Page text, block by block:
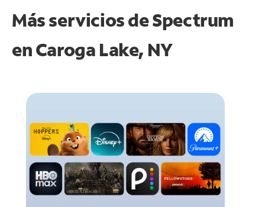
Más servicios de Spectrum
enCaroga Lake, NY